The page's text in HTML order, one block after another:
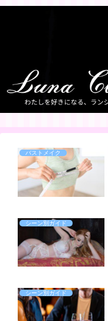
バストメイク
シーン別ガイド
シーン別ガイド